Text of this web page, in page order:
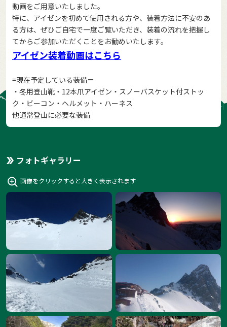
動画をご用意いたしました。
特に、アイゼンを初めて使用される方や、装着方法に不安のあ
る方は、ぜひご自宅で一度ご覧いただき、装着の流れを把握し
てからご参加いただくことをお勧めいたします。
アイゼン装着動画はこちら
=現在予定している装備＝
・冬用登山靴・12本爪アイゼン・スノーバスケット付ストッ
ク・ビーコン・ヘルメット・ハーネス
他通常登山に必要な装備
フォトギャラリー
画像をクリックすると大きく表示されます